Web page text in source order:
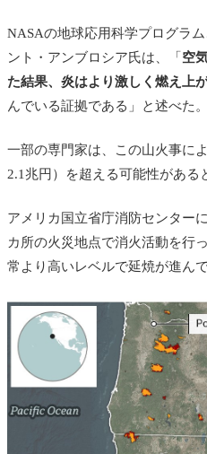
NASAの地球応用科学プログラ
ント・アンブロシア氏は、「 空
た結果、炎はより激しく燃え上
んでいる証拠である」と述べた。
一部の専門家は、この山火事に
2.1兆円）を超える可能性がある
アメリカ国立省庁消防センター
カ所の火災地点で消火活動を行
常より高いレベルで延焼が進ん